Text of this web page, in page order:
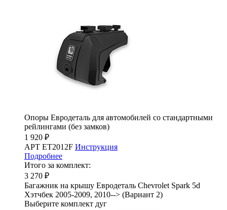
Опоры Евродеталь для автомобилей со стандартными
рейлингами (без замков)
1 920 ₽
АРТ ET2012F Инструкция
Подробнее
Итого за комплект:
3 270 ₽
Багажник на крышу Евродеталь Chevrolet Spark 5d
Хэтчбек 2005-2009, 2010--> (Вариант 2)
Выберите комплект дуг